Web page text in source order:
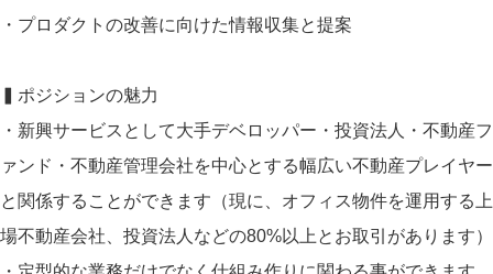
・プロダクトの改善に向けた情報収集と提案
▍ポジションの魅力
・新興サービスとして大手デベロッパー・投資法人・不動産フ
ァンド・不動産管理会社を中心とする幅広い不動産プレイヤー
と関係することができます（現に、オフィス物件を運用する上
場不動産会社、投資法人などの80%以上とお取引があります）